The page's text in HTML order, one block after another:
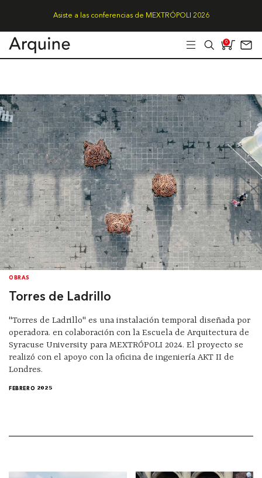
Asiste a las conferencias de MEXTRÓPOLI 2026
0
OBRAS
Torres de Ladrillo
"Torres de Ladrillo" es una instalación temporal diseñada por
operadora. en colaboración con la Escuela de Arquitectura de
Syracuse University para MEXTRÓPOLI 2024. El proyecto se
realizó con el apoyo con la oficina de ingeniería AKT II de
Londres.
FEBRERO 2025